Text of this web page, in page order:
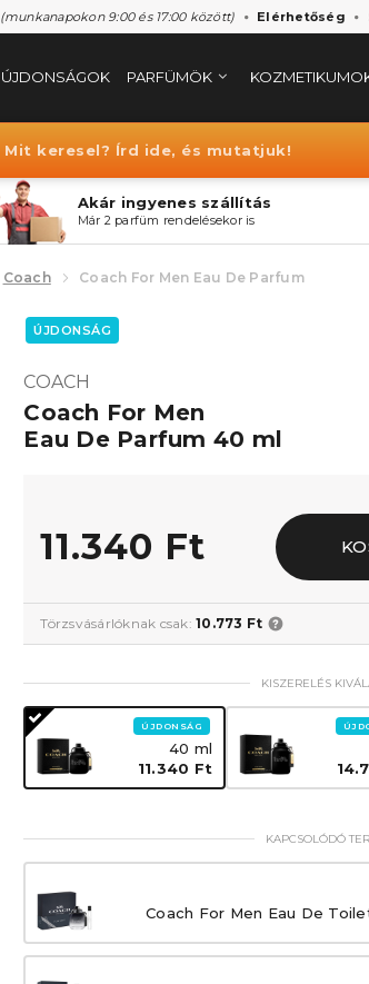
(munkanapokon 9:00 és 17:00 között) Elérhetőség
ÚJDONSÁGOK PARFÜMÖK
Mit keresel? Írd ide, és mutatjuk!
Akár ingyenes szállítás
Már 2 parfüm rendelésekor is
Coach Coach For Men Eau De Parfum
ÚJDONSÁG
COACH
Coach For Men
Eau De Parfum 40 ml
11.340 Ft
Törzsvásárlóknak csak:10.773 Ft
KISZERELÉS
ÚJDONSÁG
40 ml
11.340 Ft
KAPCSOLÓDÓ
Coach For Men Eau De